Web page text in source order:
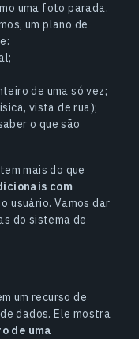
uma foto parada.
um plano de
de uma só vez;
vista de rua);
o que são
mais do que
com
usuário. Vamos dar
do sistema de
um recurso de
dados. Ele mostra
de uma